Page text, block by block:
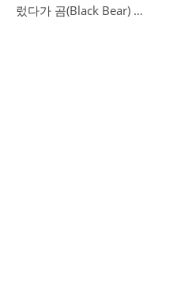
렀다가 곰(Black Bear) …